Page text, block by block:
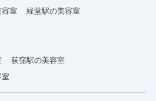
室
経堂駅の美容室
荻窪駅の美容室